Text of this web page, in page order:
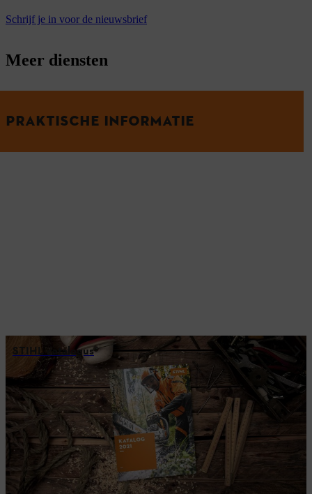
Schrijf je in voor de nieuwsbrief
Meer diensten
PRAKTISCHE INFORMATIE
STIHL catalogus